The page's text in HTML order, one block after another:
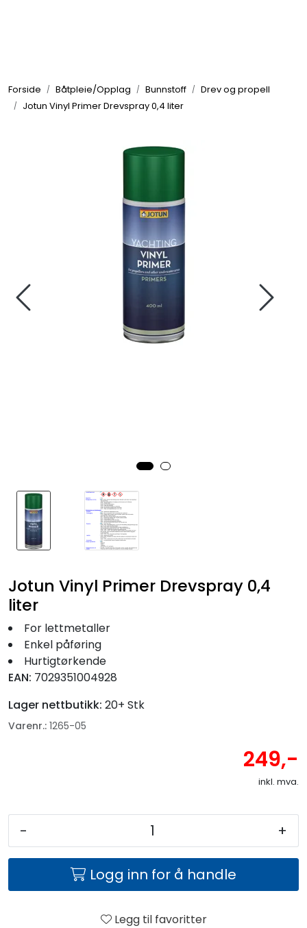
Forside Båtpleie/Opplag Bunnstoff
Drev og propell
Jotun Vinyl Primer Drevspray 0,4 liter
Jotun Vinyl Primer Drevspray 0,4
liter
For lettmetaller
Enkel påføring
Hurtigtørkende
EAN: 7029351004928
Lager nettbutikk: 20+ Stk
Varenr.: 1265-05
249,-
inkl. mva.
- +
Logg inn for å handle
Legg til favoritter
Elektrisk